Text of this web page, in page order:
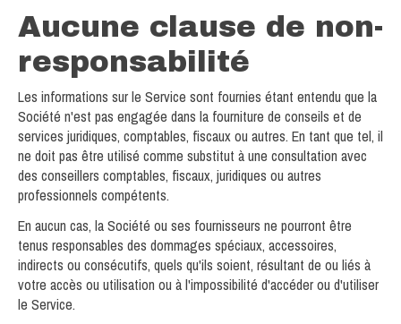
Aucune clause de non-
responsabilité
Les informations sur le Service sont fournies étant entendu que la
Société n'est pas engagée dans la fourniture de conseils et de
services juridiques, comptables, fiscaux ou autres. En tant que tel, il
ne doit pas être utilisé comme substitut à une consultation avec
des conseillers comptables, fiscaux, juridiques ou autres
professionnels compétents.
En aucun cas, la Société ou ses fournisseurs ne pourront être
tenus responsables des dommages spéciaux, accessoires,
indirects ou consécutifs, quels qu'ils soient, résultant de ou liés à
votre accès ou utilisation ou à l'impossibilité d'accéder ou d'utiliser
le Service.